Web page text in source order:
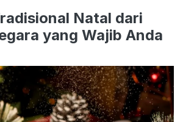
Natal dari
yang Wajib Anda